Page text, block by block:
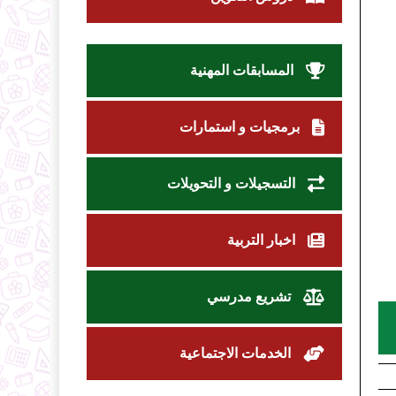
المسابقات المهنية
برمجيات و استمارات
التسجيلات و التحويلات
اخبار التربية
تشريع مدرسي
الخدمات الاجتماعية